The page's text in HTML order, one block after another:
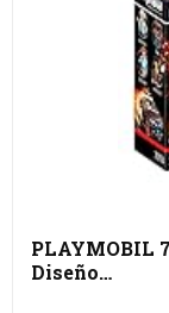
PLAYMOBIL
Diseño…